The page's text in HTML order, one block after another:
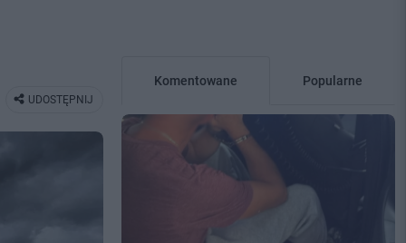
UDOSTĘPNIJ
Komentowane Popularne